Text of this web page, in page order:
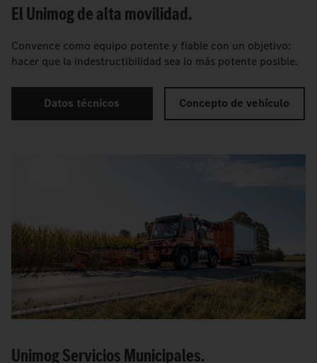
El Unimog de alta movilidad.
Convence como equipo potente y fiable con un objetivo:
hacer que la indestructibilidad sea lo más potente posible.
Datos técnicos Concepto de vehículo
Unimog Servicios Municipales.